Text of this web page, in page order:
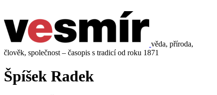
věda, příroda,
člověk, společnost – časopis s tradicí od roku 1871
Špíšek Radek